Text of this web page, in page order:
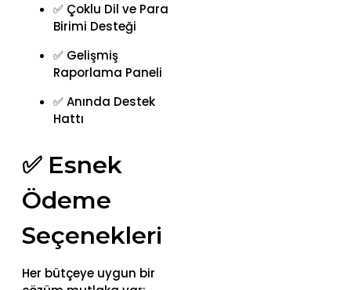
✅ Çoklu Dil ve Para
Birimi Desteği
✅ Gelişmiş
Raporlama Paneli
✅ Anında Destek
Hattı
✅ Esnek
Ödeme
Seçenekleri
Her bütçeye uygun bir